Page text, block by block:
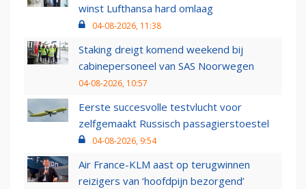
winst Lufthansa hard omlaag
04-08-2026, 11:38
Staking dreigt komend weekend bij
cabinepersoneel van SAS Noorwegen
04-08-2026, 10:57
Eerste succesvolle testvlucht voor
zelfgemaakt Russisch passagierstoestel
04-08-2026, 9:54
Air France-KLM aast op terugwinnen
reizigers van ‘hoofdpijn bezorgend’